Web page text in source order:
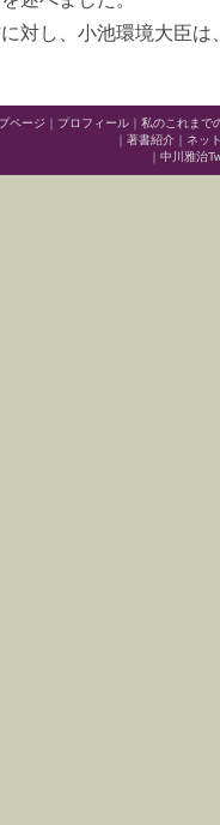
対し、小池環境大臣
ページ ｜ プロフィール ｜ 私のこれまで
｜ 著書紹介 ｜ ネッ
｜ 中川雅治